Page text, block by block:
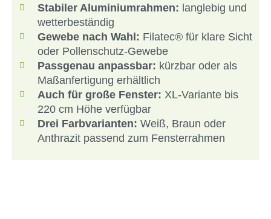
Stabiler Aluminiumrahmen: langlebig und
wetterbeständig
Gewebe nach Wahl: Filatec® für klare Sicht
oder Pollenschutz-Gewebe
Passgenau anpassbar: kürzbar oder als
Maßanfertigung erhältlich
Auch für große Fenster: XL-Variante bis
220 cm Höhe verfügbar
Drei Farbvarianten: Weiß, Braun oder
Anthrazit passend zum Fensterrahmen